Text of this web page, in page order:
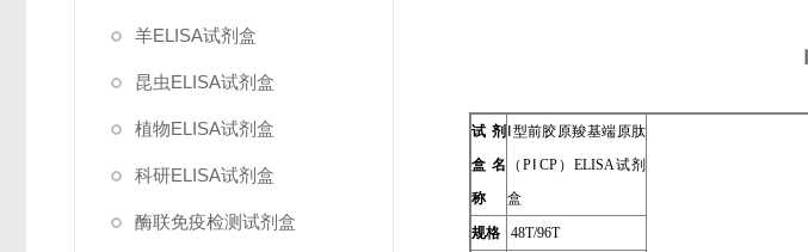
羊ELISA试剂盒
昆虫ELISA试剂盒
植物ELISA试剂盒
科研ELISA试剂盒
酶联免疫检测试剂盒
试剂
盒名
称
Ⅰ型前胶原羧基端原肽
（PⅠCP）ELISA试剂
盒
规格 48T/96T